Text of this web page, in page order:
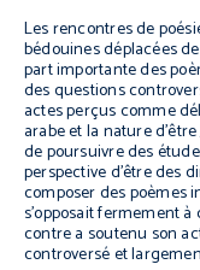
Les rencontres de
bédouines déplacées
part importante des
des questions
actes perçus comme
arabe et la nature
de poursuivre des
perspective d’être des
composer des poèmes
s’opposait fermement
contre a soutenu son
controversé et